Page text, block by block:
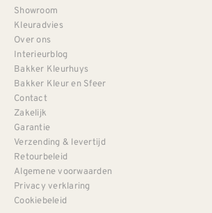
Showroom
Kleuradvies
Over ons
Interieurblog
Bakker Kleurhuys
Bakker Kleur en Sfeer
Contact
Zakelijk
Garantie
Verzending & levertijd
Retourbeleid
Algemene voorwaarden
Privacy verklaring
Cookiebeleid